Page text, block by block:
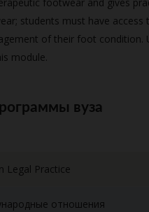
students must have
of their foot condition.
module.
вуза
Legal Practice
отношения